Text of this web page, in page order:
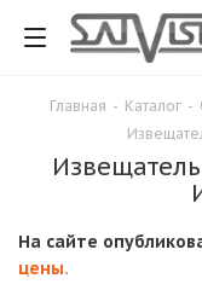
Главная - Каталог -
На сайте
цены.